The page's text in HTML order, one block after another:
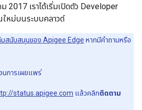
2017 เราได้เริ่มเปิดตัว Developer
หม่บนระบบคลาวด์
สนับสนุนของ Apigee Edge หากมีคำถามหรือ
นการเผยแพร่
status.apigee.com แล้วคลิกติดตาม